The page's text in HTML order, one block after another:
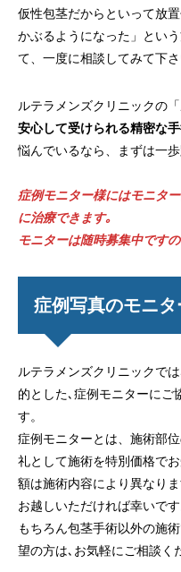
仮性包茎だからといって放
かぶるようになった」という
て、一度に相談してみて下さ
ルテラメンズクリニックの
安心して受けられる精密な
悩んでいるなら、まずは一
症例モニター様にはモニタ
に治療でき ます｡
モニターは随時募集中です
症例写真のモニ
ルテラメンズクリニックで
的とした､症例モニターにご
す。
症例モニターとは、施術部
礼として施術を特別価格で
額は施術内容により異なり
お越しいただければ幸いです
もちろん包茎手術以外の施
望の方は､お気軽にご相談く